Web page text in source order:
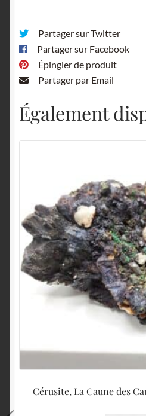
Partager sur Twitter
Partager sur Facebook
Épingler de produit
Partager par Email
Également
Cérusite, La Caune des